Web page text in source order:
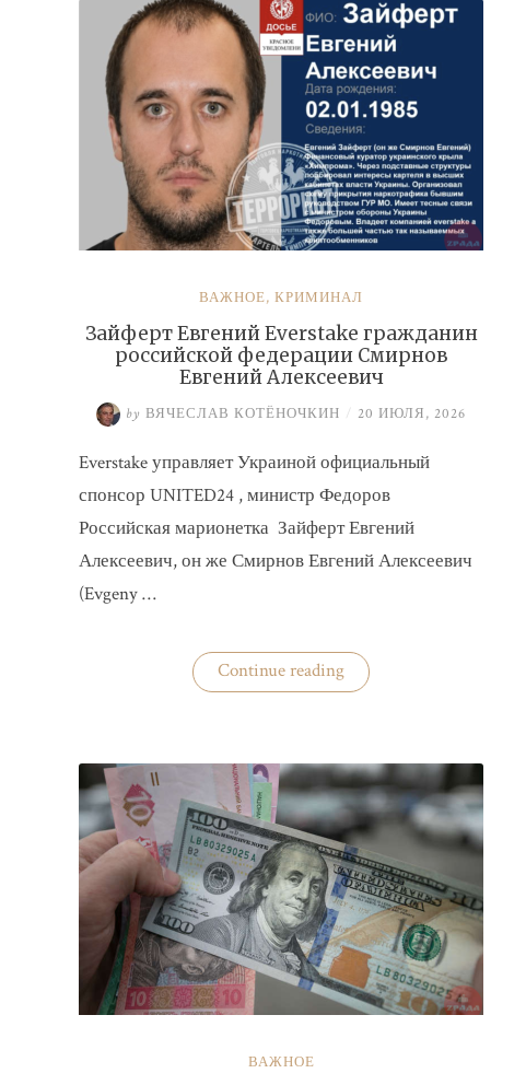
ВАЖНОЕ, КРИМИНАЛ
Зайферт Евгений Everstake гражданин
российской федерации Смирнов
Евгений Алексеевич
by ВЯЧЕСЛАВ КОТЁНОЧКИН / 20 ИЮЛЯ, 2026
Everstake управляет Украиной официальный
спонсор UNITED24 , министр Федоров
Российская марионетка Зайферт Евгений
Алексеевич, он же Смирнов Евгений Алексеевич
(Evgeny …
Continue reading«Зайферт
Евгений
федерации
Смирнов
Евгений
Алексеевич»
ВАЖНОЕ